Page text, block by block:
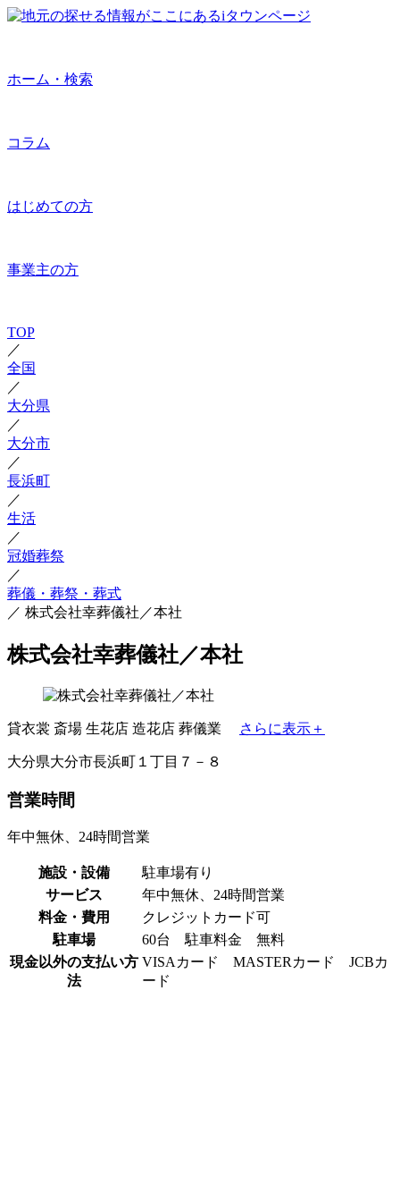
ホーム・検索
コラム
はじめての方
事業主の方
TOP
／
全国
／
大分県
／
大分市
／
長浜町
／
生活
／
冠婚葬祭
／
葬儀・葬祭・葬式
／ 株式会社幸葬儀社／本社
株式会社幸葬儀社／本社
貸衣裳 斎場 生花店 造花店 葬儀業 さらに表示＋
大分県大分市長浜町１丁目７－８
営業時間
年中無休、24時間営業
施設・設備
駐車場有り
サービス
年中無休、24時間営業
料金・費用
クレジットカード可
駐車場
60台 駐車料金 無料
現金以外の支払い方
法
VISAカード MASTERカード JCBカ
ード